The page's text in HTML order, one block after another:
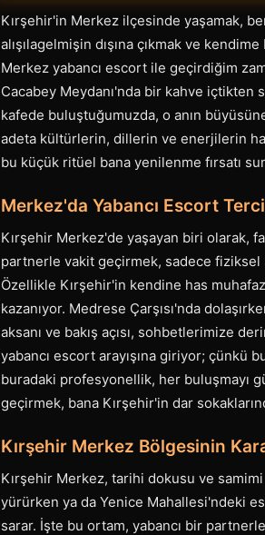
Kırşehir'in Merkez ilçesinde yaşamak,
alışılagelmişin dışına çıkmak ve
Merkez yabancı escort ile geçirdiğim
Cacabey Meydanı'nda bir kahve
kafede buluştuğumuzda, o anın
adeta kültürlerin, dillerin ve enerjilerin
bu küçük ritüel bana yenilenme fırsatı
Merkez'da Yabancı Escort
Kırşehir Merkez'de yaşayan biri olarak,
partnerle vakit geçirmek, sadece fiziksel
Özellikle Kırşehir'in kendine has
kazanıyor. Medrese Çarşısı'nda
aksanı ve bakış açısı, sohbetlerimize
yabancı escort arayışına giriyor; çünkü
buradaki profesyonellik, her buluşmayı
geçirmek, bana Kırşehir'in dar
Kırşehir Merkez Bölgesinin
Kırşehir Merkez, tarihi dokusu ve
yürürken ya da Yenice Mahallesi'ndeki
sarar. İşte bu ortam, yabancı bir